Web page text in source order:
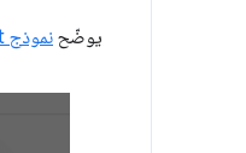
يوضّح نموذج userScript